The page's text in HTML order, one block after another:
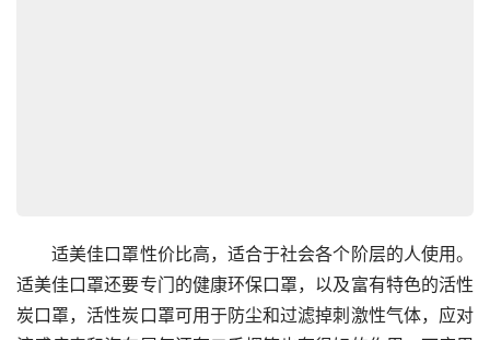
适美佳口罩性价比高，适合于社会各个阶层的人使用。
适美佳口罩还要专门的健康环保口罩，以及富有特色的活性
炭口罩，活性炭口罩可用于防尘和过滤掉刺激性气体，应对